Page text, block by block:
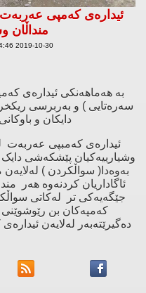
ئیدارەى کەمپى
منداڵان
2019-10-30 06:44:46 پارێزگای سلێمانی
بە هەماهەنكی ئیدارەی
سەرەتایی ) و بەربرسی
دایكان و
ئیدارەی كەمبپى عەربەت
وشیارییەکیان پێشکەشى دایک
بەوەدا( سواڵكردن ) لەلایەن
ئاگاداریان كردنەوە هەر
جێگەیەکى تر لەکاتى
كەمپەکان بن رێوشوێنى
دەگیرێتەبەر لەلایەن